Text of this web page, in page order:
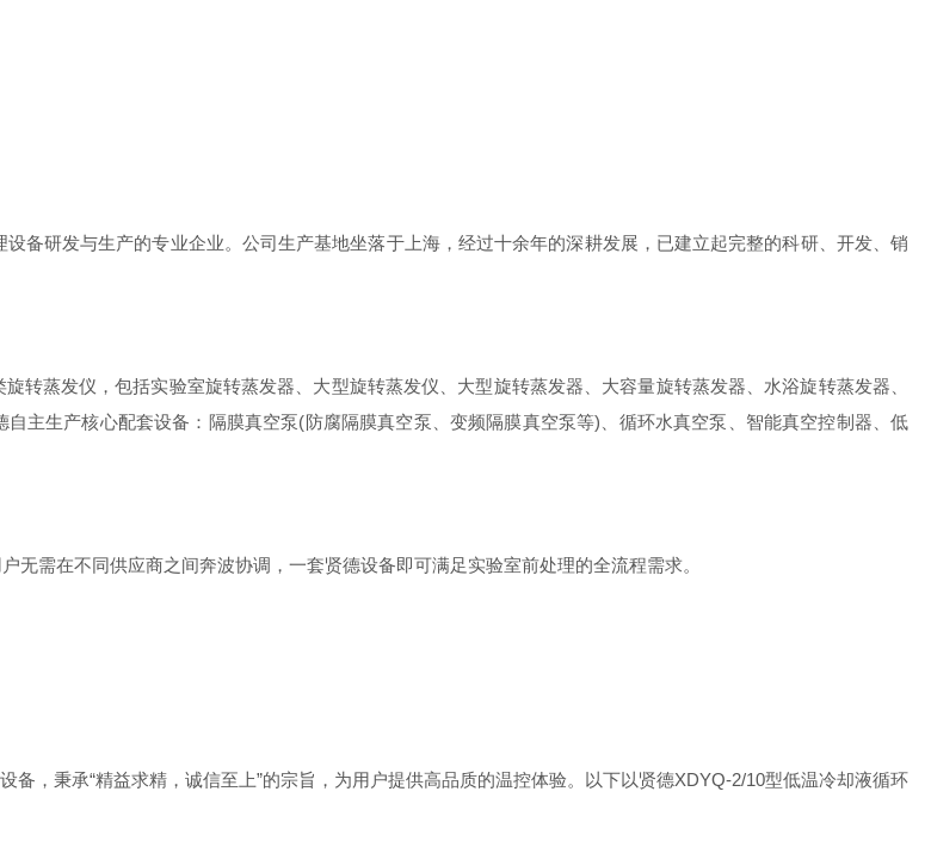
研发与生产的专业企业。公司生产基地坐落于上海，经过十余年的深耕发展，已建立起完整的科研、开发、销
蒸发仪，包括实验室旋转蒸发器、大型旋转蒸发仪、大型旋转蒸发器、大容量旋转蒸发器、水浴旋转蒸发器、
主生产核心配套设备：隔膜真空泵(防腐隔膜真空泵、变频隔膜真空泵等)、循环水真空泵、智能真空控制器、低
在不同供应商之间奔波协调，一套贤德设备即可满足实验室前处理的全流程需求。
秉承“精益求精，诚信至上”的宗旨，为用户提供高品质的温控体验。以下以贤德XDYQ-2/10型低温冷却液循环